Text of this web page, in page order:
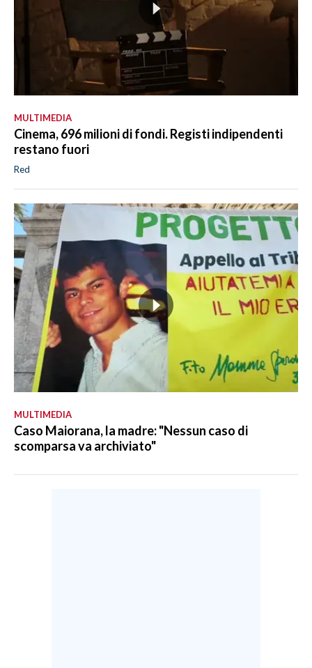
MULTIMEDIA
Cinema, 696 milioni di fondi. Registi indipendenti
restano fuori
Red
MULTIMEDIA
Caso Maiorana, la madre: "Nessun caso di
scomparsa va archiviato"